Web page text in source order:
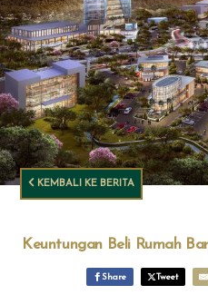
KEMBALI KE BERITA
Keuntungan Beli Rumah
Share Tweet